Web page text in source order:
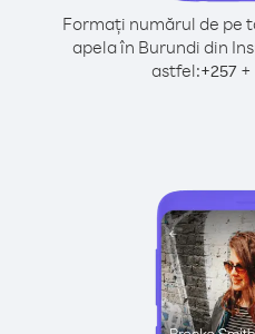
Formați numărul de pe
apela în Burundi din
astfel:+257+